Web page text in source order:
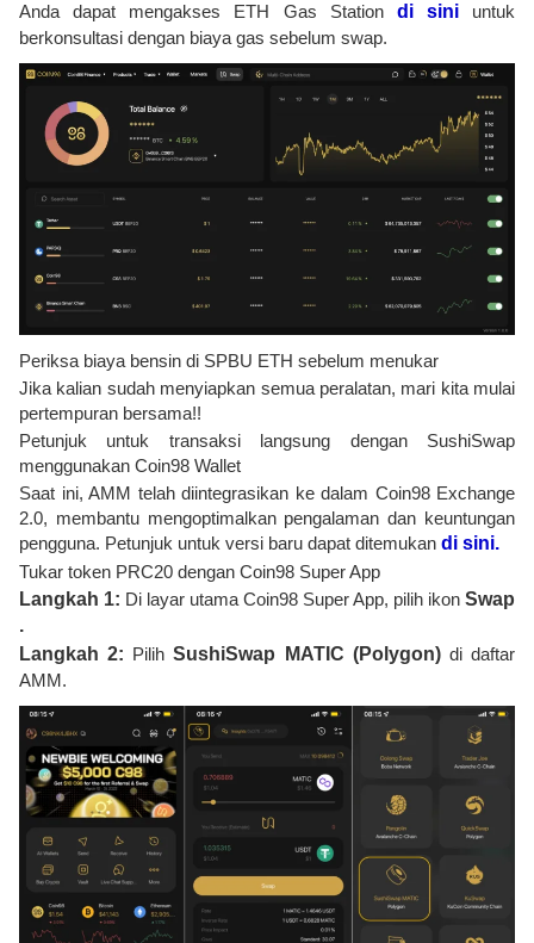
Anda dapat mengakses ETH Gas Station di siniuntuk
berkonsultasi dengan biaya gas sebelum swap.
Periksa biaya bensin di SPBU ETH sebelum menukar
Jika kalian sudah menyiapkan semua peralatan, mari kita mulai
pertempuran bersama!!
Petunjuk untuk transaksi langsung dengan SushiSwap
menggunakan Coin98 Wallet
Saat ini, AMM telah diintegrasikan ke dalam Coin98 Exchange
2.0, membantu mengoptimalkan pengalaman dan keuntungan
pengguna. Petunjuk untuk versi baru dapat ditemukan di sini.
Tukar token PRC20 dengan Coin98 Super App
Langkah 1: Di layar utama Coin98 Super App, pilih ikon Swap
.
Langkah 2: PilihSushiSwap MATIC (Polygon)di daftar
AMM.